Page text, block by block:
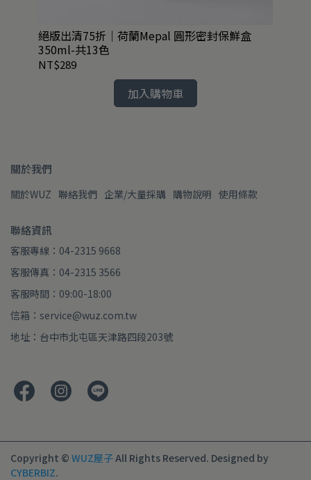
絕版出清75折｜荷蘭Mepal 圓形密封保鮮盒
350ml-共13色
NT$289
加入購物車
關於我們
關於WUZ 聯絡我們 企業/大量採購 購物說明 使用條款
聯絡資訊
客服專線：04-2315 9668
客服傳真：04-2315 3566
客服時間：09:00-18:00
信箱：service@wuz.com.tw
地址：台中市北屯區天津路四段203號
Copyright © WUZ屋子All Rights Reserved. Designed by
CYBERBIZ.